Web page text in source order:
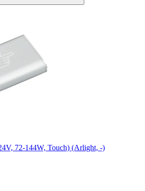
72-144W, Touch) (Arlight, -)